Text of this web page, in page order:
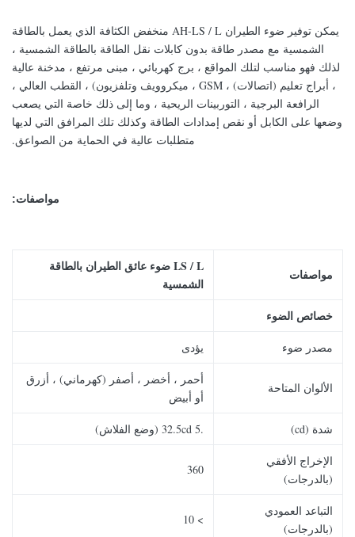
يمكن توفير ضوء الطيران AH-LS / L منخفض الكثافة الذي يعمل بالطاقة
الشمسية مع مصدر طاقة بدون كابلات نقل الطاقة بالطاقة الشمسية ،
لذلك فهو مناسب لتلك المواقع ، برج كهربائي ، مبنى مرتفع ، مدخنة عالية
، أبراج تعليم (اتصالات) ، GSM ، ميكروويف وتلفزيون) ، القطب العالي ،
الرافعة البرجية ، التوربينات الريحية ، وما إلى ذلك خاصة التي يصعب
وضعها على الكابل أو نقص إمدادات الطاقة وكذلك تلك المرافق التي لديها
متطلبات عالية في الحماية من الصواعق.
مواصفات:
مواصفات
LS / L ضوء عائق الطيران بالطاقة
الشمسية
خصائص الضوء
مصدر ضوء يؤدى
الألوان المتاحة
أحمر ، أخضر ، أصفر (كهرماني) ، أزرق
أو أبيض
شدة (cd) .5 32.5cd (وضع الفلاش)
الإخراج الأفقي
(بالدرجات)
360
التباعد العمودي
(بالدرجات)
> 10